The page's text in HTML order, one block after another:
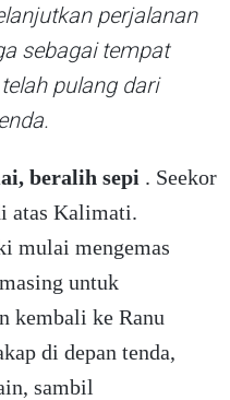
perjalanan
sebagai tempat
pulang dari
beralih sepi . Seekor
atas Kalimati.
mulai mengemas
untuk
kembali ke Ranu
di depan tenda,
sambil